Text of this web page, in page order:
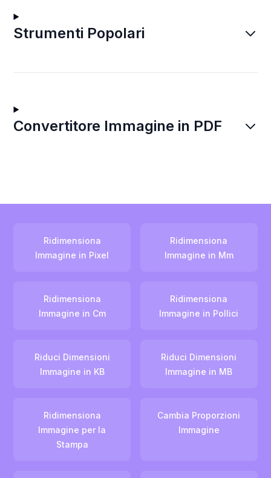
Strumenti Popolari
Convertitore Immagine in PDF
Ridimensiona
Immagine in Pixel
Ridimensiona
Immagine in Mm
Ridimensiona
Immagine in Cm
Ridimensiona
Immagine in Pollici
Riduci Dimensioni
Immagine in KB
Riduci Dimensioni
Immagine in MB
Ridimensiona
Immagine per la
Stampa
Cambia Proporzioni
Immagine